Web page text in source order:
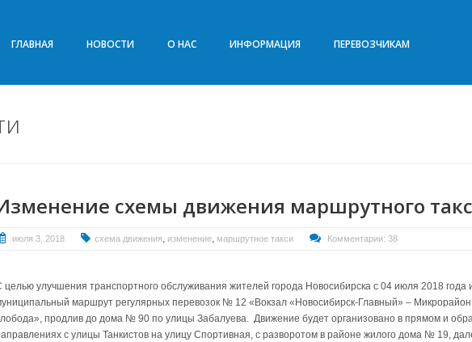
ГЛАВНАЯ НОВОСТИ О НАС ИНФОРМАЦИЯ ПЕРЕВОЗЧИКАМ
схемы движения маршрутного
июля 3, 2018 схема движения, изменение, маршрутное такси Комментарии: 38
целью улучшения транспортного обслуживания жителей города Новосибирска с 04 июля 2018 года
маршрут регулярных перевозок № 12 «Вокзал «Новосибирск-Главный» –
продлив до дома № 90 по улицы Забалуева. Движение будет организовано в прямом и
с улицы Танкистов на улицу Спортивная, с разворотом в районе жилого дома № 19,